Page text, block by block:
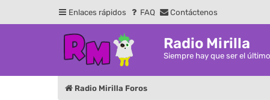
Enlaces rápidos FAQ Contáctenos
Radio Mirilla
Siempre hay que ser el
Radio Mirilla Foros